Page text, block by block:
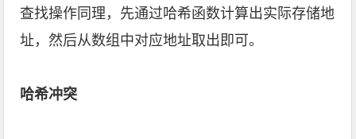
查找操作同理，先通过哈希函数计算出实际存储地
址，然后从数组中对应地址取出即可。
哈希冲突